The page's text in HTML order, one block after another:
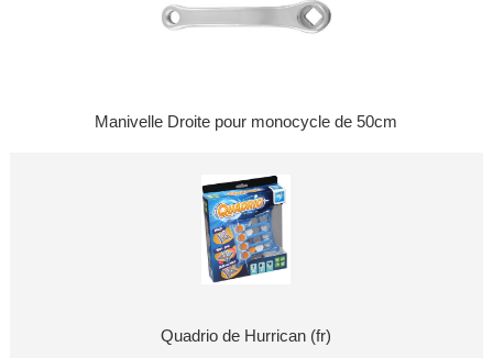
Manivelle Droite pour monocycle de 50cm
Quadrio de Hurrican (fr)